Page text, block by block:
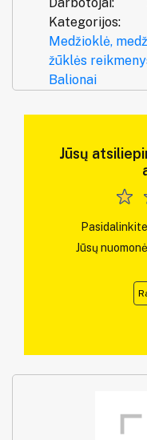
Kategorijos:
Medžioklė,
žūklės
Balionai
Jūsų
Jūsų